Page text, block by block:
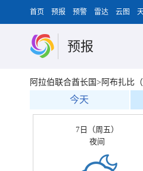
首页 预报 预警 雷达 云图
预报
阿拉伯联合酋长国>阿布扎比（
今天
7日（周五）
夜间